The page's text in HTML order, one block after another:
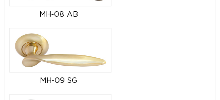
MH-08 AB
MH-09 SG